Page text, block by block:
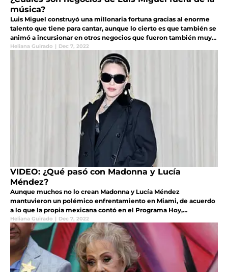
música?
Luis Miguel construyó una millonaria fortuna gracias al enorme
talento que tiene para cantar, aunque lo cierto es que también se
animó a incursionar en otros negocios que fueron también muy
rentables
Heliana Guirado | Dec 7, 2022
VIDEO: ¿Qué pasó con Madonna y Lucía
Méndez?
Aunque muchos no lo crean Madonna y Lucía Méndez
mantuvieron un polémico enfrentamiento en Miami, de acuerdo
a lo que la propia mexicana contó en el Programa Hoy,
destacando además que le quedó el peor recuerdo de la artista
Heliana Guirado | Dec 7, 2022